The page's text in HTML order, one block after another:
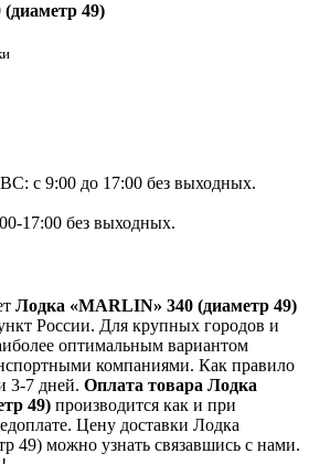
49)
с 9:00 до 17:00 без выходных.
17:00 без выходных.
Лодка «MARLIN» 340 (диаметр 49)
России. Для крупных городов и
оптимальным вариантом
компаниями. Как правило
3-7 дней. Оплата товара Лодка
49) производится как и при
Цену доставки Лодка
49) можно узнать связавшись с нами.